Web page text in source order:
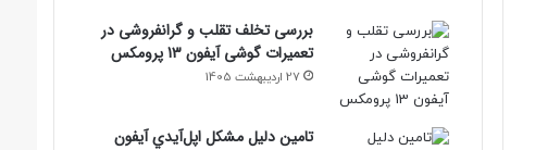
بررسی تخلف تقلب و گرانفروشی در
تعمیرات گوشی آیفون 13 پرومکس
27 اردیبهشت 1405
تامين دليل مشکل اپل‌آيدي آيفون